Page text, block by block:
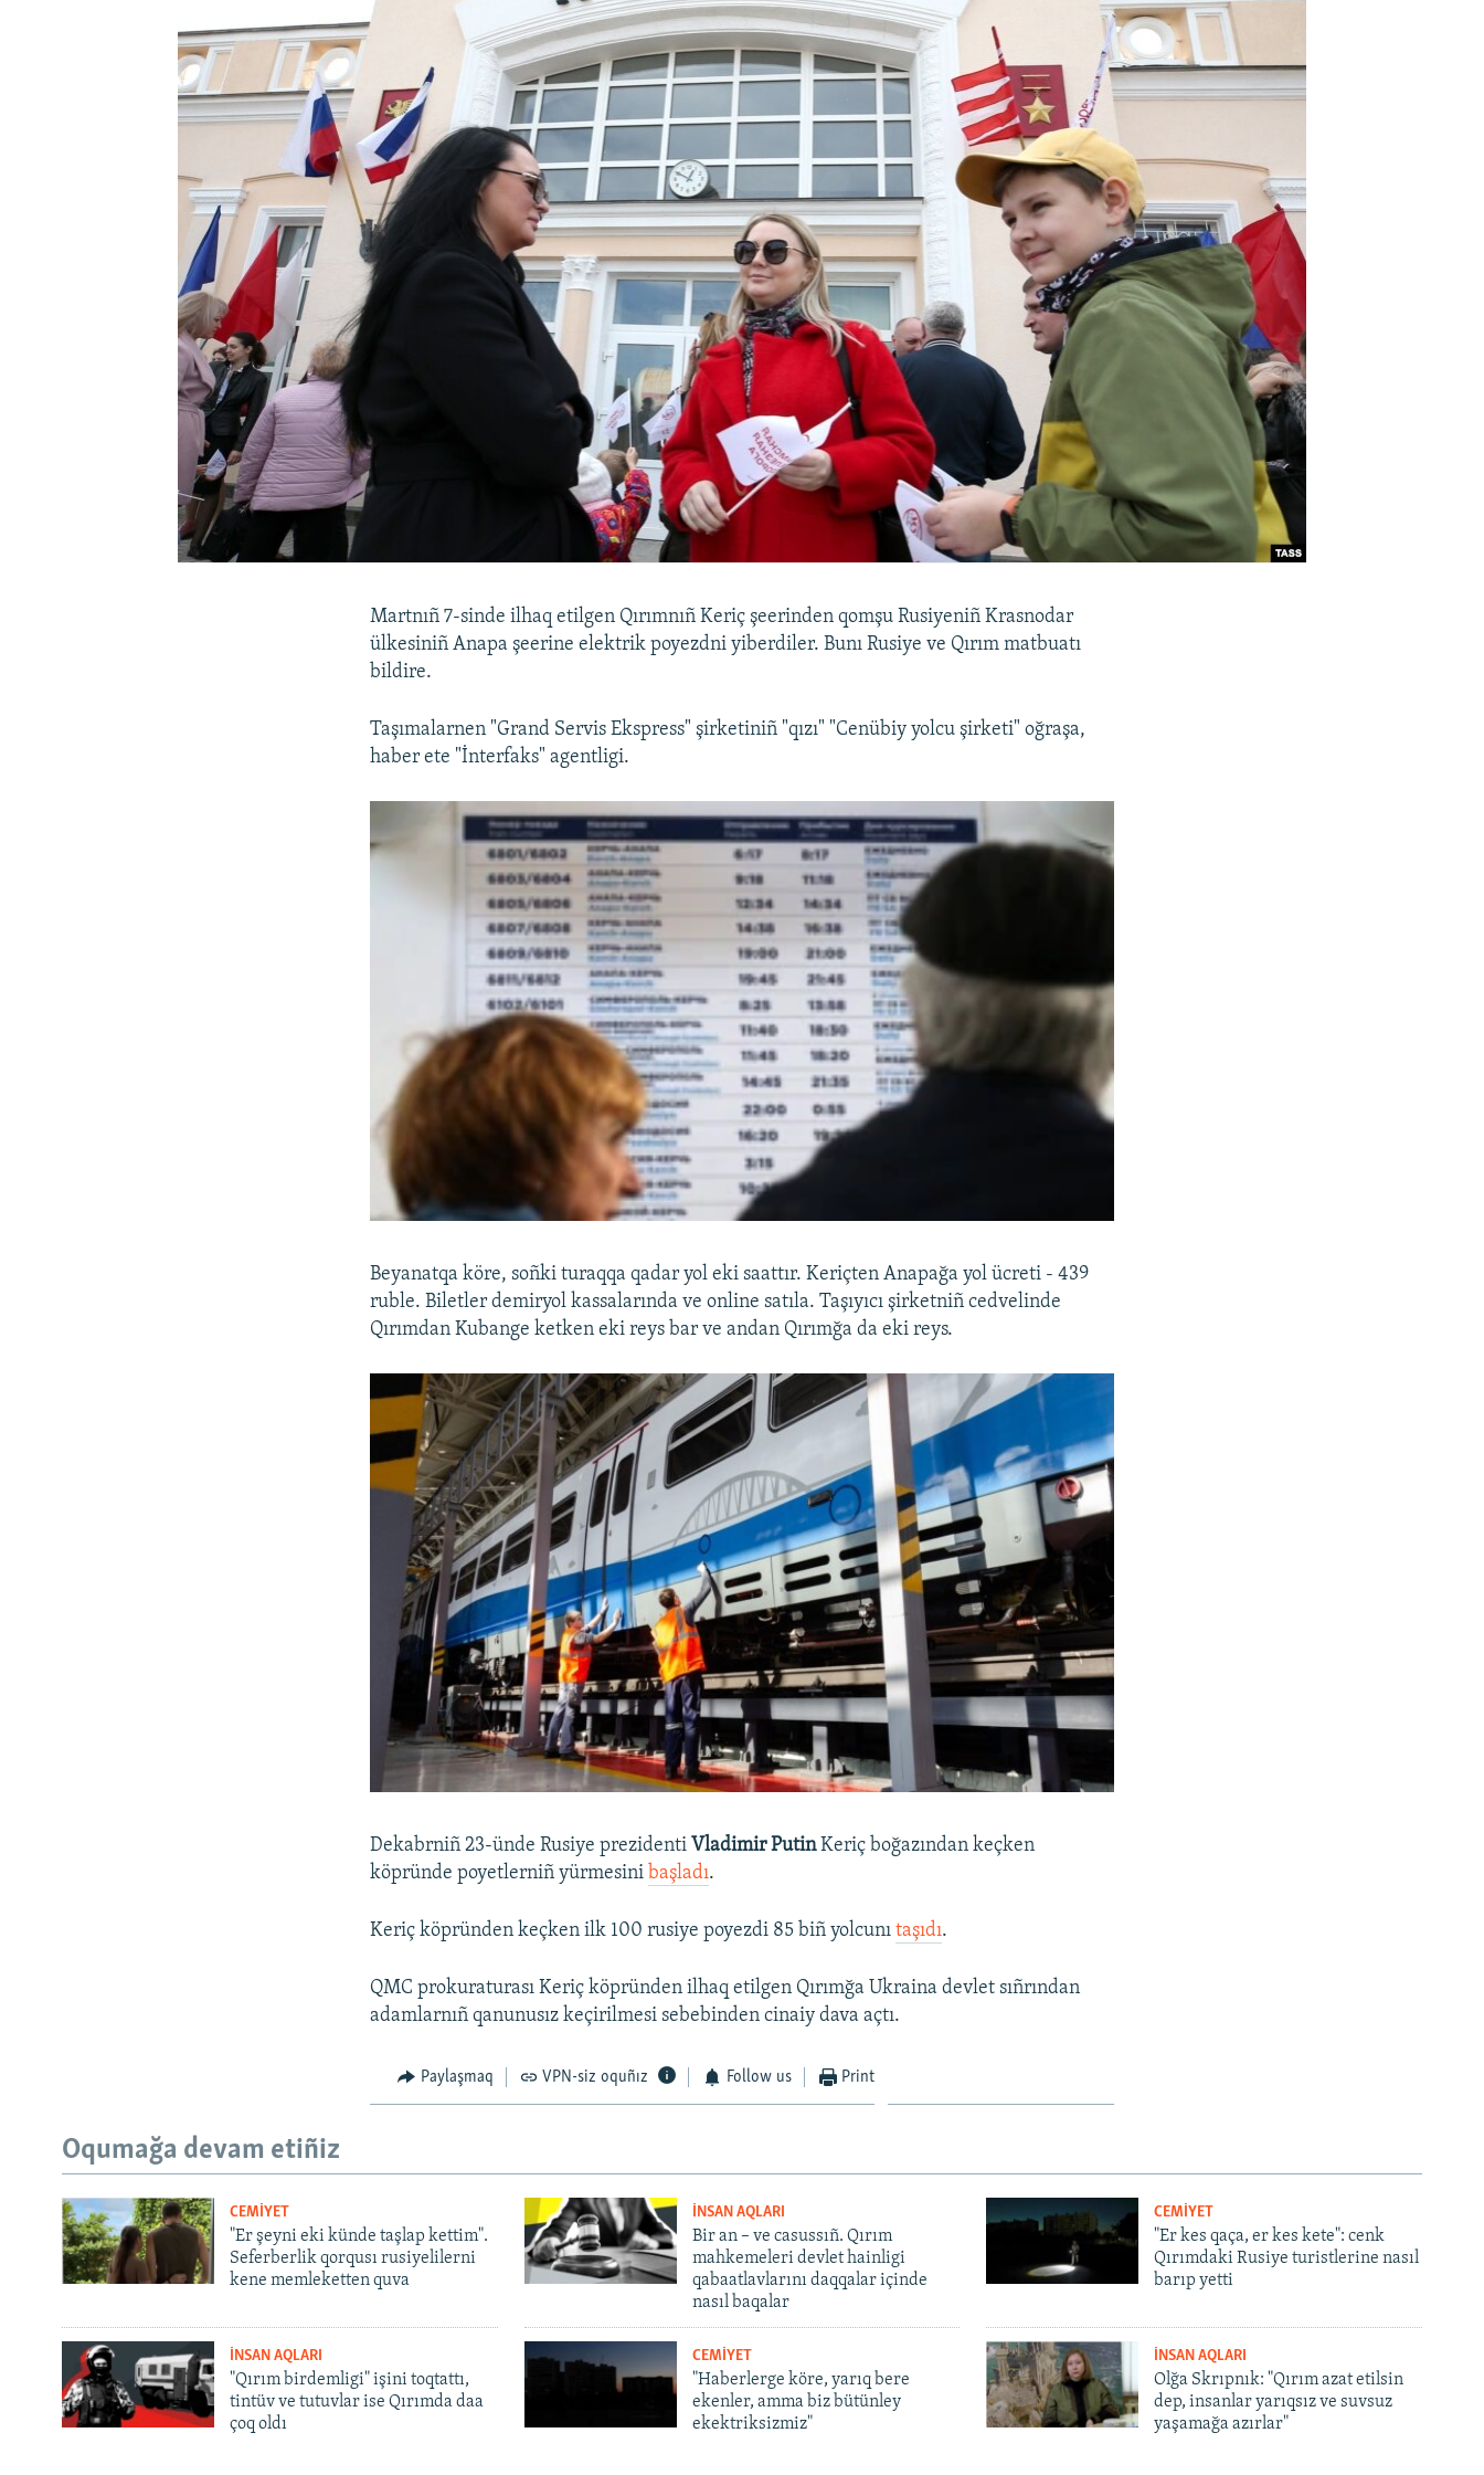
Martnıñ 7-sinde ilhaq etilgen Qırımnıñ Keriç şeerinden qomşu Rusiyeniñ Krasnodar
ülkesiniñ Anapa şeerine elektrik poyezdni yiberdiler. Bunı Rusiye ve Qırım matbuatı
bildire.
Taşımalarnen "Grand Servis Ekspress" şirketiniñ "qızı" "Cenübiy yolcu şirketi" oğraşa,
haber ete "İnterfaks" agentligi.
Beyanatqa köre, soñki turaqqa qadar yol eki saattır. Keriçten Anapağa yol ücreti - 439
ruble. Biletler demiryol kassalarında ve online satıla. Taşıyıcı şirketniñ cedvelinde
Qırımdan Kubange ketken eki reys bar ve andan Qırımğa da eki reys.
Dekabrniñ 23-ünde Rusiye prezidenti Vladimir PutinKeriç boğazından keçken
köpründe poyetlerniñ yürmesini başladı.
Keriç köpründen keçken ilk 100 rusiye poyezdi 85 biñ yolcunıtaşıdı.
QMC prokuraturası Keriç köpründen ilhaq etilgen Qırımğa Ukraina devlet sıñrından
adamlarnıñ qanunusız keçirilmesi sebebinden cinaiy dava açtı.
Paylaşmaq VPN-siz oquñız Follow us Print
Oqumağa devam etiñiz
CEMİYET
"Er şeyni eki künde taşlap kettim".
Seferberlik qorqusı rusiyelilerni
kene memleketten quva
İNSAN AQLARI
Bir an – ve casussıñ. Qırım
mahkemeleri devlet hainligi
qabaatlavlarını daqqalar içinde
nasıl baqalar
CEMİYET
"Er kes qaça, er kes kete": cenk
Qırımdaki Rusiye turistlerine nasıl
barıp yetti
İNSAN AQLARI
"Qırım birdemligi" işini toqtattı,
tintüv ve tutuvlar ise Qırımda daa
çoq oldı
CEMİYET
"Haberlerge köre, yarıq bere
ekenler, amma biz bütünley
ekektriksizmiz"
İNSAN AQLARI
Olğa Skrıpnık: "Qırım azat etilsin
dep, insanlar yarıqsız ve suvsuz
yaşamağa azırlar"